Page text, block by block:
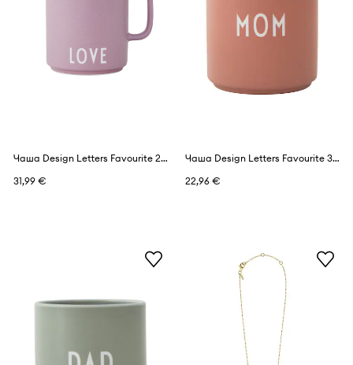
Чаша Design Letters Favourite 250 ml
31,99 €
Чаша Design Letters Favourite 300 ml
22,96 €